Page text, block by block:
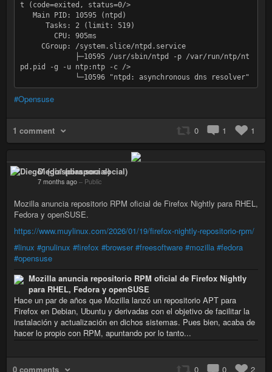
t (code=exited, status=0/>
pd.pid -g -u ntp:ntp -c />
#Opensuse
1 comment 0 1 1
Diego* (diaspora social)
7 months ago – Public
Mozilla anuncia repositorio RPM oficial de Firefox Nightly para RHEL,
Fedora y openSUSE.
https://www.muylinux.com/2026/01/19/firefox-nightly-repositorio-rpm/
#linux #gnulinux #firefox #browser #freesoftware #mozilla #fedora
#opensuse
Mozilla anuncia repositorio RPM oficial de Firefox Nightly
para RHEL, Fedora y openSUSE
Hace un par de años que Mozilla lanzó un repositorio APT para
Firefox en Debian, Ubuntu y derivadas con el objetivo de facilitar la
instalación y actualización en dichos sistemas. Pues bien, acaba de
hacer lo propio con RPM, apuntando por lo tanto...
0 comments 0 0 2